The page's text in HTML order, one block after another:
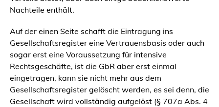
Nachteile enthält.
Auf der einen Seite schafft die Eintragung ins
Gesellschaftsregister eine Vertrauensbasis oder auch
sogar erst eine Voraussetzung für intensive
Rechtsgeschäfte, ist die GbR aber erst einmal
eingetragen, kann sie nicht mehr aus dem
Gesellschaftsregister gelöscht werden, es sei denn, die
Gesellschaft wird vollständig aufgelöst (§ 707a Abs. 4